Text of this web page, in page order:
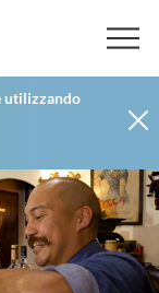
utilizzando